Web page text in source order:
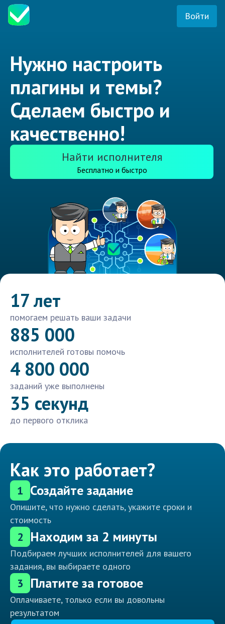
Войти
Нужно настроить
плагины и темы?
Сделаем быстро и
качественно!
Найти исполнителя
Бесплатно и быстро
17 лет
помогаем решать ваши задачи
885 000
исполнителей готовы помочь
4 800 000
заданий уже выполнены
35 секунд
до первого отклика
Как это работает?
1 Создайте задание
Опишите, что нужно сделать, укажите сроки и
стоимость
2 Находим за 2 минуты
Подбираем лучших исполнителей для вашего
задания, вы выбираете одного
3 Платите за готовое
Оплачиваете, только если вы довольны
результатом